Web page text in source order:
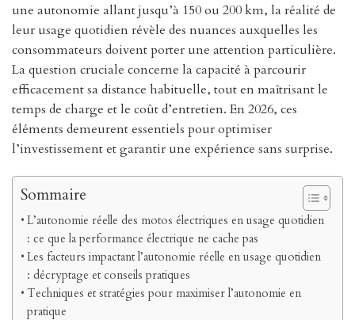
une autonomie allant jusqu’à 150 ou 200 km, la réalité de
leur usage quotidien révèle des nuances auxquelles les
consommateurs doivent porter une attention particulière.
La question cruciale concerne la capacité à parcourir
efficacement sa distance habituelle, tout en maîtrisant le
temps de charge et le coût d’entretien. En 2026, ces
éléments demeurent essentiels pour optimiser
l’investissement et garantir une expérience sans surprise.
Sommaire
L’autonomie réelle des motos électriques en usage quotidien
: ce que la performance électrique ne cache pas
Les facteurs impactant l’autonomie réelle en usage quotidien
: décryptage et conseils pratiques
Techniques et stratégies pour maximiser l’autonomie en
pratique